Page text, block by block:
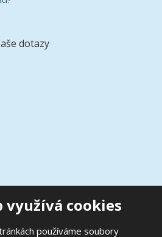
využívá cookies
používáme soubory
dotazy
Prohlášení o přístupnosti|Podmínky